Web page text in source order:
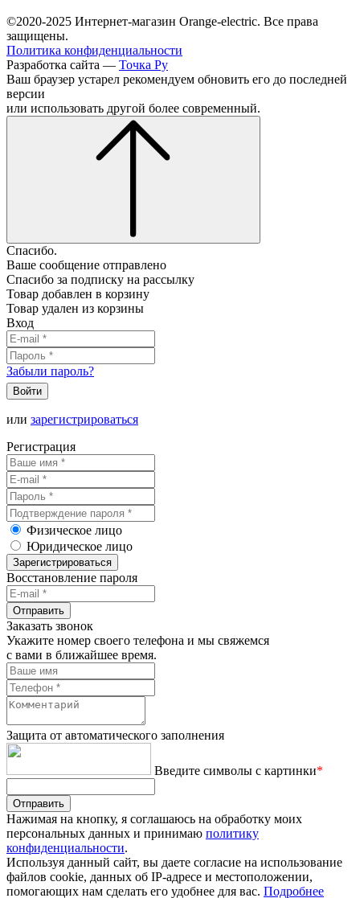
©2020-2025 Интернет-магазин Orange-electric. Все права
защищены.
Политика конфиденциальности
Разработка сайта — Точка Ру
Ваш браузер устарел рекомендуем обновить его до последней
версии
или использовать другой более современный.
Спасибо.
Ваше сообщение отправлено
Спасибо за подписку на рассылку
Товар добавлен в корзину
Товар удален из корзины
Вход
Забыли пароль?
Войти
или зарегистрироваться
Регистрация
Физическое лицо
Юридическое лицо
Зарегистрироваться
Восстановление пароля
Отправить
Заказать звонок
Укажите номер своего телефона и мы свяжемся
с вами в ближайшее время.
Защита от автоматического заполнения
Введите символы с картинки*
Отправить
Нажимая на кнопку, я соглашаюсь на обработку моих
персональных данных и принимаю политику
конфиденциальности.
Используя данный сайт, вы даете согласие на использование
файлов cookie, данных об IP-адресе и местоположении,
помогающих нам сделать его удобнее для вас. Подробнее